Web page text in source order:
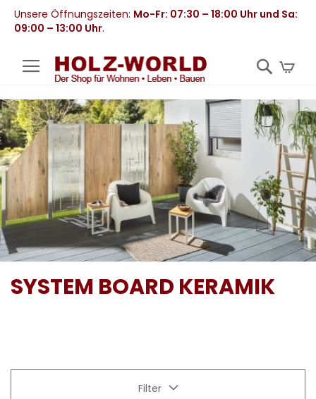
Unsere Öffnungszeiten: Mo-Fr: 07:30 – 18:00 Uhr und Sa:
09:00 – 13:00 Uhr.
SYSTEM BOARD KERAMIK
Filter